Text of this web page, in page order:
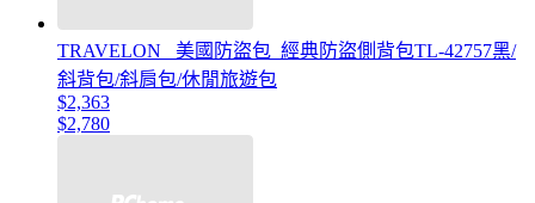
TRAVELON _美國防盜包_經典防盜側背包TL-42757黑/
斜背包/斜肩包/休閒旅遊包
$2,363
$2,780